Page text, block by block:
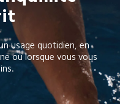
usage quotidien, en
ou lorsque vous vous